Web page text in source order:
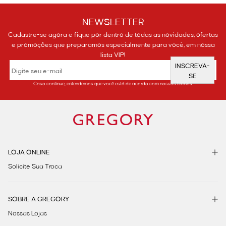
NEWSLETTER
Cadastre-se agora e fique por dentro de todas as novidades, ofertas
e promoções que preparamos especialmente para você, em nossa
lista VIP!
INSCREVA-
SE
Caso continue, entendemos que você está de acordo com nossos termos.
LOJA ONLINE
Solicite Sua Troca
SOBRE A GREGORY
Nossas Lojas